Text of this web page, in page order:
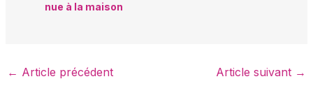
nue à la maison
← Article précédent Article suivant →